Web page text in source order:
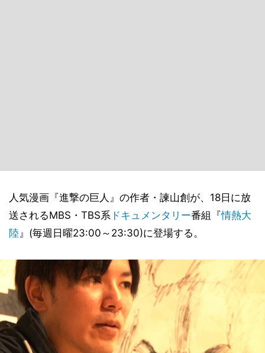
人気漫画『進撃の巨人』の作者・諫山創が、18日に放
送されるMBS・TBS系 ドキュメンタリー番組『情熱大
陸』(毎週日曜23:00～23:30)に登場する。